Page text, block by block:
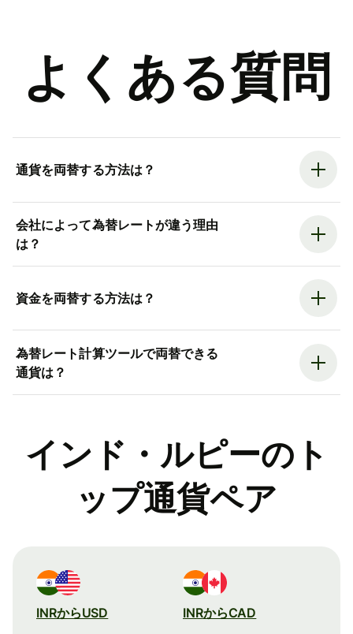
よくある質問
通貨を両替する方法は？
会社によって為替レートが違う理由
は？
資金を両替する方法は？
為替レート計算ツールで両替できる
通貨は？
インド・ルピーのト
ップ通貨ペア
INRからUSD INRからCAD